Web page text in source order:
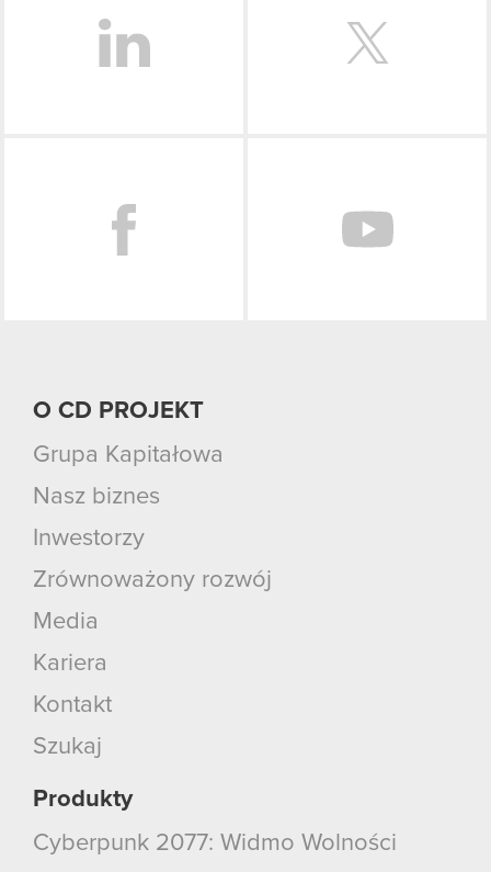
O CD PROJEKT
Grupa Kapitałowa
Nasz biznes
Inwestorzy
Zrównoważony rozwój
Media
Kariera
Kontakt
Szukaj
Produkty
Cyberpunk 2077: Widmo Wolności